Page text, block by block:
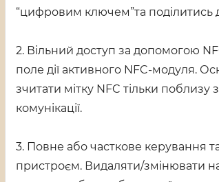
“цифровим ключем”та поділитись
2. Вільний доступ за допомогою
поле дії активного NFC-модуля.
зчитати мітку NFC тільки
комунікації.
3. Повне або часткове керування
пристроєм. Видаляти/змінювати